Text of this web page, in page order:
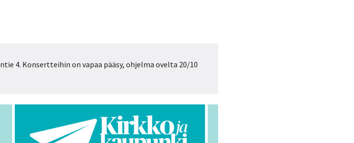
4. Konsertteihin on vapaa pääsy, ohjelma ovelta 20/10